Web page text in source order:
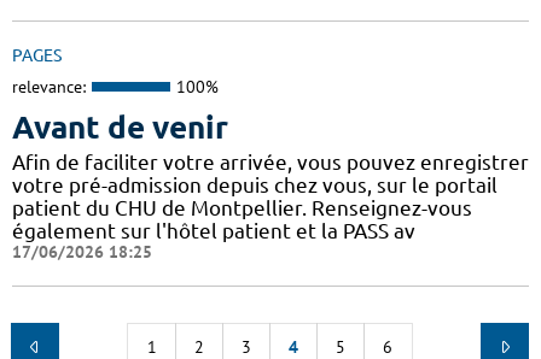
PAGES
relevance: 100%
Avant de venir
Afin de faciliter votre arrivée, vous pouvez enregistrer
votre pré-admission depuis chez vous, sur le portail
patient du CHU de Montpellier. Renseignez-vous
également sur l'hôtel patient et la PASS av
17/06/2026 18:25
1 2 3 4 5 6